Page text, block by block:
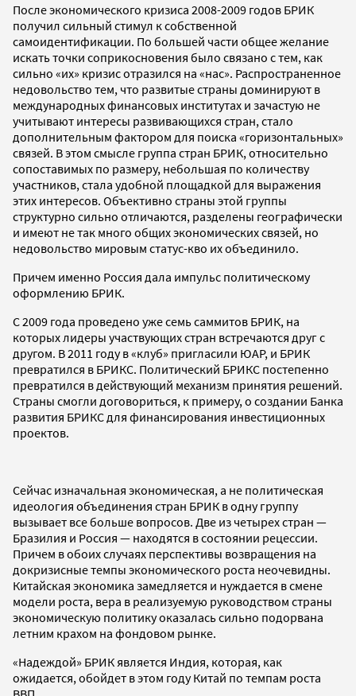
После экономического кризиса 2008-2009 годов БРИК
получил сильный стимул к собственной
самоидентификации. По большей части общее желание
искать точки соприкосновения было связано с тем, как
сильно «их» кризис отразился на «нас». Распространенное
недовольство тем, что развитые страны доминируют в
международных финансовых институтах и зачастую не
учитывают интересы развивающихся стран, стало
дополнительным фактором для поиска «горизонтальных»
связей. В этом смысле группа стран БРИК, относительно
сопоставимых по размеру, небольшая по количеству
участников, стала удобной площадкой для выражения
этих интересов. Объективно страны этой группы
структурно сильно отличаются, разделены географически
и имеют не так много общих экономических связей, но
недовольство мировым статус-кво их объединило.
Причем именно Россия дала импульс политическому
оформлению БРИК.
С 2009 года проведено уже семь саммитов БРИК, на
которых лидеры участвующих стран встречаются друг с
другом. В 2011 году в «клуб» пригласили ЮАР, и БРИК
превратился в БРИКС. Политический БРИКС постепенно
превратился в действующий механизм принятия решений.
Страны смогли договориться, к примеру, о создании Банка
развития БРИКС для финансирования инвестиционных
проектов.
Сейчас изначальная экономическая, а не политическая
идеология объединения стран БРИК в одну группу
вызывает все больше вопросов. Две из четырех стран —
Бразилия и Россия — находятся в состоянии рецессии.
Причем в обоих случаях перспективы возвращения на
докризисные темпы экономического роста неочевидны.
Китайская экономика замедляется и нуждается в смене
модели роста, вера в реализуемую руководством страны
экономическую политику оказалась сильно подорвана
летним крахом на фондовом рынке.
«Надеждой» БРИК является Индия, которая, как
ожидается, обойдет в этом году Китай по темпам роста